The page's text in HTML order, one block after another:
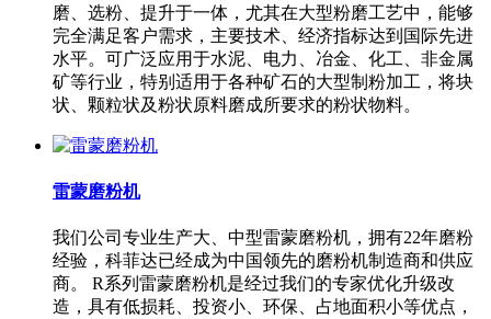
磨、选粉、提升于一体，尤其在大型粉磨工艺中，能够
完全满足客户需求，主要技术、经济指标达到国际先进
水平。可广泛应用于水泥、电力、冶金、化工、非金属
矿等行业，特别适用于各种矿石的大型制粉加工，将块
状、颗粒状及粉状原料磨成所要求的粉状物料。
雷蒙磨粉机
我们公司专业生产大、中型雷蒙磨粉机，拥有22年磨粉
经验，科菲达已经成为中国领先的磨粉机制造商和供应
商。 R系列雷蒙磨粉机是经过我们的专家优化升级改
造，具有低损耗、投资小、环保、占地面积小等优点，